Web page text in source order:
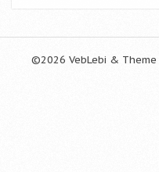
©2026 VebLebi & Theme